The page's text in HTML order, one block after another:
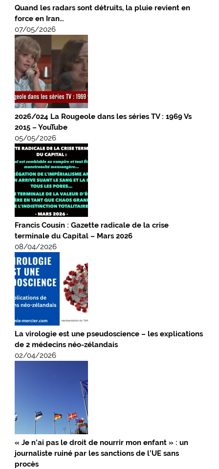
Quand les radars sont détruits, la pluie revient en
force en Iran…
07/05/2026
2026/024 La Rougeole dans les séries TV : 1969 Vs
2015 – YouTube
05/05/2026
Francis Cousin : Gazette radicale de la crise
terminale du Capital – Mars 2026
08/04/2026
La virologie est une pseudoscience – les explications
de 2 médecins néo-zélandais
02/04/2026
« Je n’ai pas le droit de nourrir mon enfant » : un
journaliste ruiné par les sanctions de l’UE sans
procès